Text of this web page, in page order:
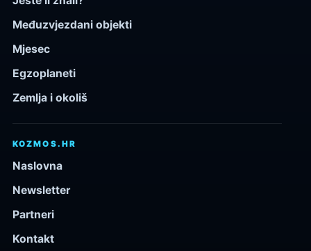
Međuzvjezdani objekti
Mjesec
Egzoplaneti
Zemlja i okoliš
KOZMOS.HR
Naslovna
Newsletter
Partneri
Kontakt